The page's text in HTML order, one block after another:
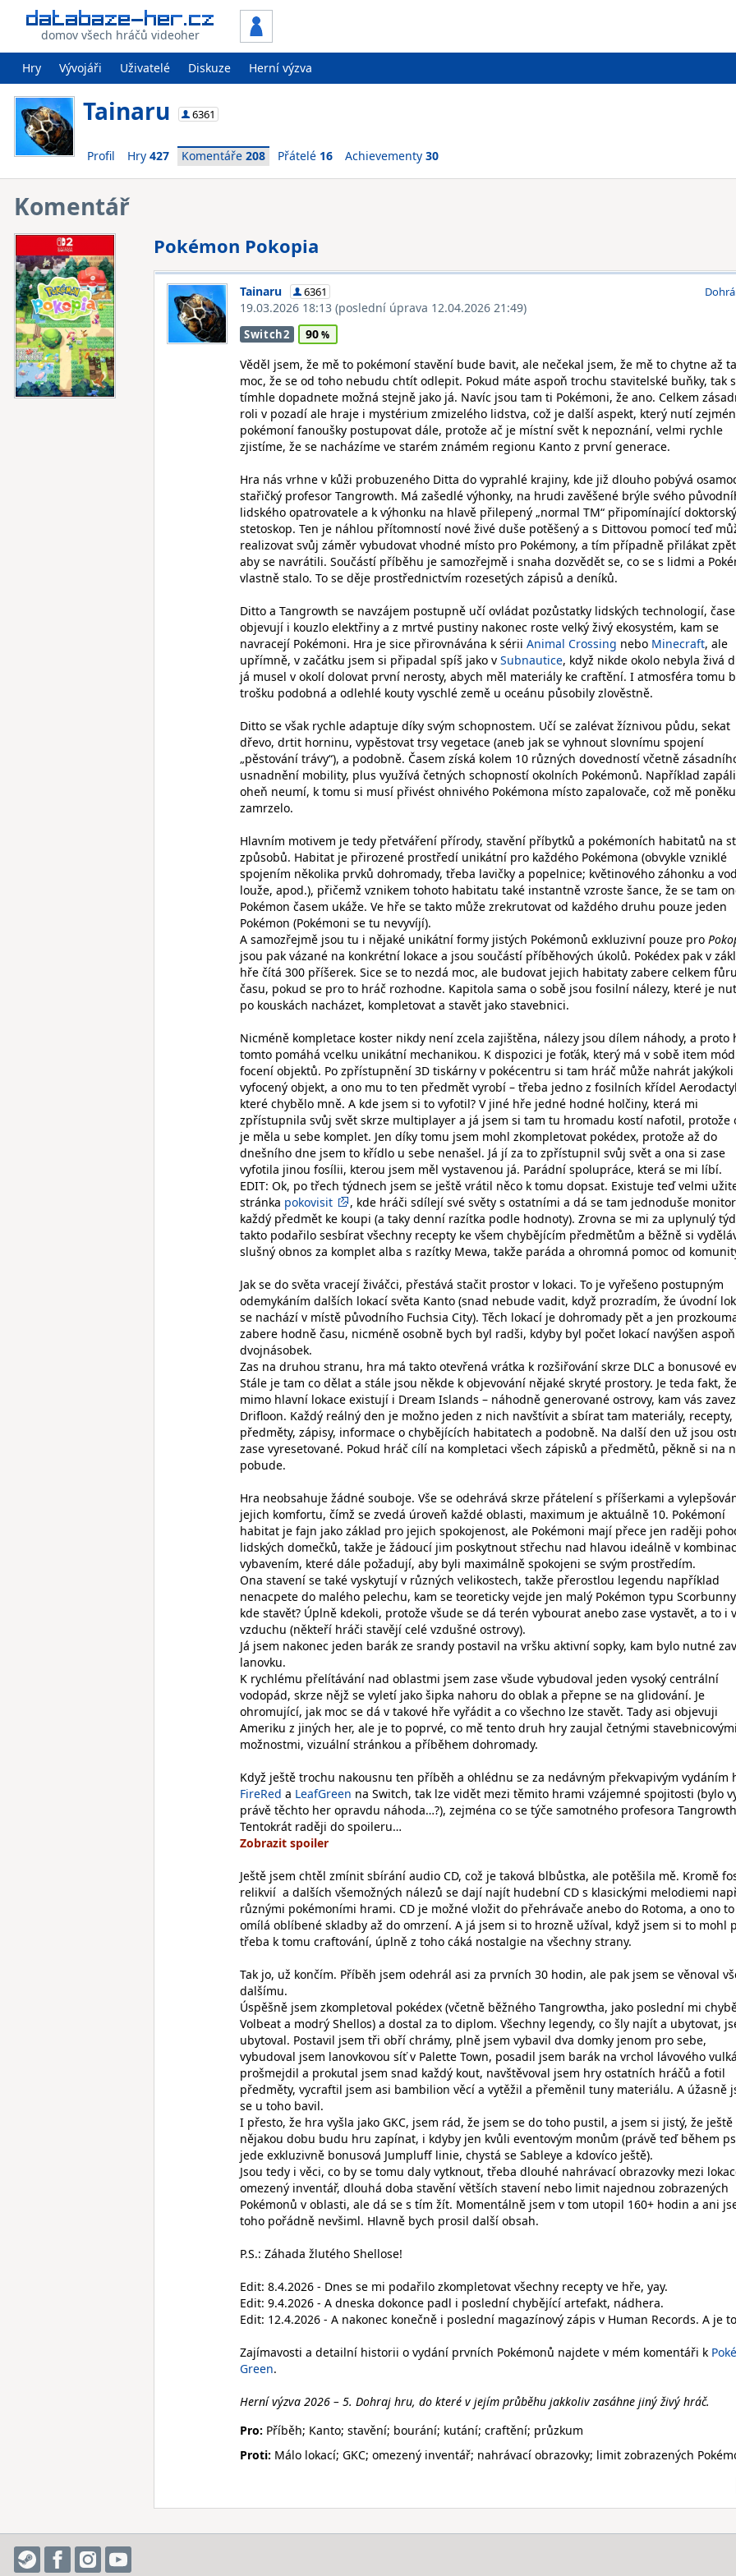
domov všech hráčů videoher
Hry Vývojáři Uživatelé Diskuze Herní výzva
Tainaru 6361
Profil Hry 427 Komentáře 208 Přátelé 16 Achievementy 30
Komentář
Pokémon Pokopia
Tainaru 6361
19.03.2026 18:13 (poslední úprava 12.04.2026 21:49)
Switch2
90
Věděl jsem, že mě to pokémoní stavění bude bavit, ale nečekal jsem, že mě to chytne až
moc, že se od toho nebudu chtít odlepit. Pokud máte aspoň trochu stavitelské buňky, tak s
tímhle dopadnete možná stejně jako já. Navíc jsou tam ti Pokémoni, že ano. Celkem
roli v pozadí ale hraje i mystérium zmizelého lidstva, což je další aspekt, který nutí
pokémoní fanoušky postupovat dále, protože ač je místní svět k nepoznání, velmi rychle
zjistíme, že se nacházíme ve starém známém regionu Kanto z první generace.
Hra nás vrhne v kůži probuzeného Ditta do vyprahlé krajiny, kde již dlouho pobývá
stařičký profesor Tangrowth. Má zašedlé výhonky, na hrudi zavěšené brýle svého
lidského opatrovatele a k výhonku na hlavě přilepený „normal TM“ připomínající doktorský
stetoskop. Ten je náhlou přítomností nové živé duše potěšený a s Dittovou pomocí teď
realizovat svůj záměr vybudovat vhodné místo pro Pokémony, a tím případně přilákat
aby se navrátili. Součástí příběhu je samozřejmě i snaha dozvědět se, co se s lidmi a
vlastně stalo. To se děje prostřednictvím rozesetých zápisů a deníků.
Ditto a Tangrowth se navzájem postupně učí ovládat pozůstatky lidských technologií,
objevují i kouzlo elektřiny a z mrtvé pustiny nakonec roste velký živý ekosystém, kam se
navracejí Pokémoni. Hra je sice přirovnávána k sérii Animal Crossing nebo Minecraft, ale
upřímně, v začátku jsem si připadal spíš jako v Subnautice, když nikde okolo nebyla živá
já musel v okolí dolovat první nerosty, abych měl materiály ke craftění. I atmosféra tomu
trošku podobná a odlehlé kouty vyschlé země u oceánu působily zlověstně.
Ditto se však rychle adaptuje díky svým schopnostem. Učí se zalévat žíznivou půdu, sekat
dřevo, drtit horninu, vypěstovat trsy vegetace (aneb jak se vyhnout slovnímu spojení
„pěstování trávy“), a podobně. Časem získá kolem 10 různých dovedností včetně
usnadnění mobility, plus využívá četných schopností okolních Pokémonů. Například
oheň neumí, k tomu si musí přivést ohnivého Pokémona místo zapalovače, což mě
zamrzelo.
Hlavním motivem je tedy přetváření přírody, stavění příbytků a pokémoních habitatů na
způsobů. Habitat je přirozené prostředí unikátní pro každého Pokémona (obvykle vzniklé
spojením několika prvků dohromady, třeba lavičky a popelnice; květinového záhonku a
louže, apod.), přičemž vznikem tohoto habitatu také instantně vzroste šance, že se tam
Pokémon časem ukáže. Ve hře se takto může zrekrutovat od každého druhu pouze jeden
Pokémon (Pokémoni se tu nevyvíjí).
A samozřejmě jsou tu i nějaké unikátní formy jistých Pokémonů exkluzivní pouze pro
jsou pak vázané na konkrétní lokace a jsou součástí příběhových úkolů. Pokédex pak v
hře čítá 300 příšerek. Sice se to nezdá moc, ale budovat jejich habitaty zabere celkem fůru
času, pokud se pro to hráč rozhodne. Kapitola sama o sobě jsou fosilní nálezy, které je
po kouskách nacházet, kompletovat a stavět jako stavebnici.
Nicméně kompletace koster nikdy není zcela zajištěna, nálezy jsou dílem náhody, a proto
tomto pomáhá vcelku unikátní mechanikou. K dispozici je foťák, který má v sobě item
focení objektů. Po zpřístupnění 3D tiskárny v pokécentru si tam hráč může nahrát jakýkoli
vyfocený objekt, a ono mu to ten předmět vyrobí – třeba jedno z fosilních křídel
které chybělo mně. A kde jsem si to vyfotil? V jiné hře jedné hodné holčiny, která mi
zpřístupnila svůj svět skrze multiplayer a já jsem si tam tu hromadu kostí nafotil, protože
je měla u sebe komplet. Jen díky tomu jsem mohl zkompletovat pokédex, protože až do
dnešního dne jsem to křídlo u sebe nenašel. Já jí za to zpřístupnil svůj svět a ona si zase
vyfotila jinou fosílii, kterou jsem měl vystavenou já. Parádní spolupráce, která se mi líbí.
EDIT: Ok, po třech týdnech jsem se ještě vrátil něco k tomu dopsat. Existuje teď velmi
stránka pokovisit
, kde hráči sdílejí své světy s ostatními a dá se tam jednoduše
každý předmět ke koupi (a taky denní razítka podle hodnoty). Zrovna se mi za uplynulý
takto podařilo sesbírat všechny recepty ke všem chybějícím předmětům a běžně si
slušný obnos za komplet alba s razítky Mewa, takže paráda a ohromná pomoc od
Jak se do světa vracejí živáčci, přestává stačit prostor v lokaci. To je vyřešeno postupným
odemykáním dalších lokací světa Kanto (snad nebude vadit, když prozradím, že úvodní
se nachází v místě původního Fuchsia City). Těch lokací je dohromady pět a jen
zabere hodně času, nicméně osobně bych byl radši, kdyby byl počet lokací navýšen
dvojnásobek.
Zas na druhou stranu, hra má takto otevřená vrátka k rozšiřování skrze DLC a bonusové
Stále je tam co dělat a stále jsou někde k objevování nějaké skryté prostory. Je teda fakt, že
mimo hlavní lokace existují i Dream Islands – náhodně generované ostrovy, kam vás
Drifloon. Každý reálný den je možno jeden z nich navštívit a sbírat tam materiály, recepty,
předměty, zápisy, informace o chybějících habitatech a podobně. Na další den už jsou
zase vyresetované. Pokud hráč cílí na kompletaci všech zápisků a předmětů, pěkně si na
pobude.
Hra neobsahuje žádné souboje. Vše se odehrává skrze přátelení s příšerkami a
jejich komfortu, čímž se zvedá úroveň každé oblasti, maximum je aktuálně 10. Pokémoní
habitat je fajn jako základ pro jejich spokojenost, ale Pokémoni mají přece jen raději
lidských domečků, takže je žádoucí jim poskytnout střechu nad hlavou ideálně v
vybavením, které dále požadují, aby byli maximálně spokojeni se svým prostředím.
Ona stavení se také vyskytují v různých velikostech, takže přerostlou legendu například
nenacpete do malého pelechu, kam se teoreticky vejde jen malý Pokémon typu
kde stavět? Úplně kdekoli, protože všude se dá terén vybourat anebo zase vystavět, a to i
vzduchu (někteří hráči stavějí celé vzdušné ostrovy).
Já jsem nakonec jeden barák ze srandy postavil na vršku aktivní sopky, kam bylo nutné
lanovku.
K rychlému přelítávání nad oblastmi jsem zase všude vybudoval jeden vysoký centrální
vodopád, skrze nějž se vyletí jako šipka nahoru do oblak a přepne se na glidování. Je
ohromující, jak moc se dá v takové hře vyřádit a co všechno lze stavět. Tady asi objevuji
Ameriku z jiných her, ale je to poprvé, co mě tento druh hry zaujal četnými stavebnicovými
možnostmi, vizuální stránkou a příběhem dohromady.
Když ještě trochu nakousnu ten příběh a ohlédnu se za nedávným překvapivým vydáním
FireRed a LeafGreen na Switch, tak lze vidět mezi těmito hrami vzájemné spojitosti (bylo
právě těchto her opravdu náhoda…?), zejména co se týče samotného profesora
Tentokrát raději do spoileru…
Ještě jsem chtěl zmínit sbírání audio CD, což je taková blbůstka, ale potěšila mě. Kromě
relikvií a dalších všemožných nálezů se dají najít hudební CD s klasickými melodiemi
různými pokémoními hrami. CD je možné vložit do přehrávače anebo do Rotoma, a ono
omílá oblíbené skladby až do omrzení. A já jsem si to hrozně užíval, když jsem si to mohl
třeba k tomu craftování, úplně z toho cáká nostalgie na všechny strany.
Tak jo, už končím. Příběh jsem odehrál asi za prvních 30 hodin, ale pak jsem se věnoval
dalšímu.
Úspěšně jsem zkompletoval pokédex (včetně běžného Tangrowtha, jako poslední mi
Volbeat a modrý Shellos) a dostal za to diplom. Všechny legendy, co šly najít a ubytovat,
ubytoval. Postavil jsem tři obří chrámy, plně jsem vybavil dva domky jenom pro sebe,
vybudoval jsem lanovkovou síť v Palette Town, posadil jsem barák na vrchol lávového
prošmejdil a prokutal jsem snad každý kout, navštěvoval jsem hry ostatních hráčů a fotil
předměty, vycraftil jsem asi bambilion věcí a vytěžil a přeměnil tuny materiálu. A úžasně
se u toho bavil.
I přesto, že hra vyšla jako GKC, jsem rád, že jsem se do toho pustil, a jsem si jistý, že ještě
nějakou dobu budu hru zapínat, i kdyby jen kvůli eventovým monům (právě teď během
jede exkluzivně bonusová Jumpluff linie, chystá se Sableye a kdovíco ještě).
Jsou tedy i věci, co by se tomu daly vytknout, třeba dlouhé nahrávací obrazovky mezi
omezený inventář, dlouhá doba stavění větších stavení nebo limit najednou zobrazených
Pokémonů v oblasti, ale dá se s tím žít. Momentálně jsem v tom utopil 160+ hodin a ani
toho pořádně nevšiml. Hlavně bych prosil další obsah.
P.S.: Záhada žlutého Shellose!
Edit: 8.4.2026 - Dnes se mi podařilo zkompletovat všechny recepty ve hře, yay.
Edit: 9.4.2026 - A dneska dokonce padl i poslední chybějící artefakt, nádhera.
Edit: 12.4.2026 - A nakonec konečně i poslední magazínový zápis v Human Records. A je
Zajímavosti a detailní historii o vydání prvních Pokémonů najdete v mém komentáři k
Green.
Herní výzva 2026 – 5. Dohraj hru, do které v jejím průběhu jakkoliv zasáhne jiný živý hráč.
Pro: Příběh; Kanto; stavění; bourání; kutání; craftění; průzkum
Proti: Málo lokací; GKC; omezený inventář; nahrávací obrazovky; limit zobrazených